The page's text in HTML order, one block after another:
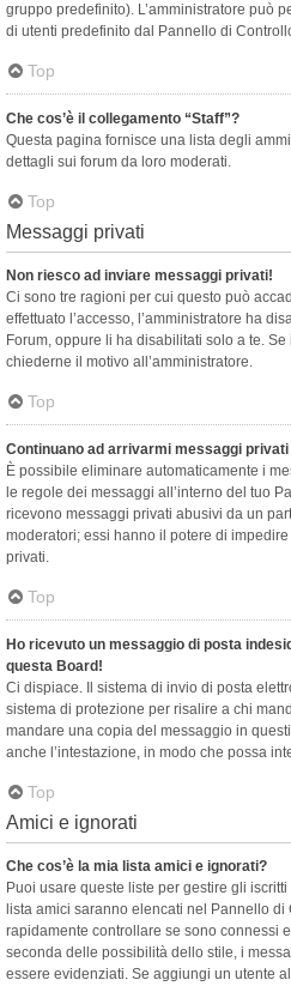
gruppo predefinito). L’amministratore può
di utenti predefinito dal Pannello di
Top
Che cos’è il collegamento “Staff”?
Questa pagina fornisce una lista degli
dettagli sui forum da loro moderati.
Top
Messaggi privati
Non riesco ad inviare messaggi privati!
Ci sono tre ragioni per cui questo può
effettuato l’accesso, l’amministratore ha
Forum, oppure li ha disabilitati solo a te. Se
chiederne il motivo all’amministratore.
Top
Continuano ad arrivarmi messaggi
È possibile eliminare automaticamente i
le regole dei messaggi all’interno del tuo
ricevono messaggi privati ​​abusivi da un
moderatori; essi hanno il potere di
privati​​.
Top
Ho ricevuto un messaggio di posta
questa Board!
Ci dispiace. Il sistema di invio di posta
sistema di protezione per risalire a chi
mandare una copia del messaggio in
anche l’intestazione, in modo che possa
Top
Amici e ignorati
Che cos’è la mia lista amici e ignorati?
Puoi usare queste liste per gestire gli
lista amici saranno elencati nel Pannello
rapidamente controllare se sono connessi
seconda delle possibilità dello stile, i
essere evidenziati. Se aggiungi un utente